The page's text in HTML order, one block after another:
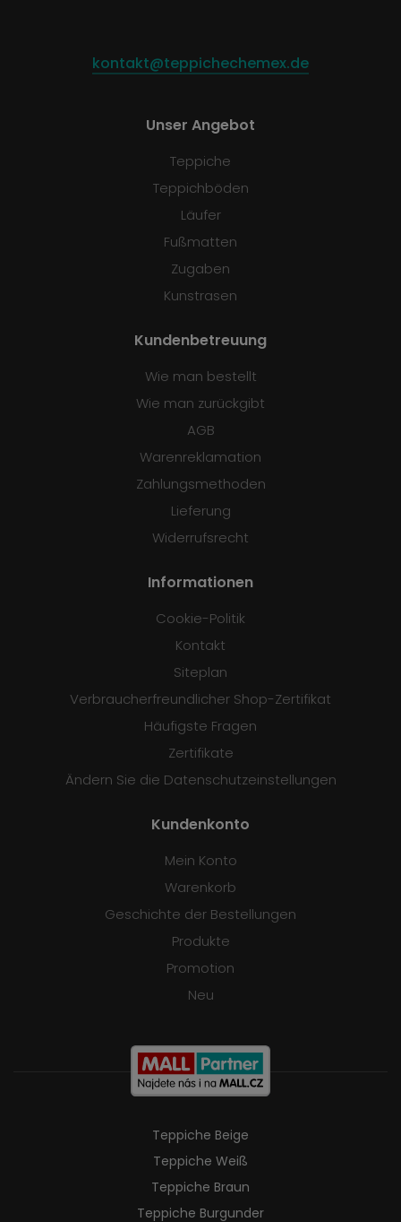
kontakt@teppichechemex.de
Unser Angebot
Teppiche
Teppichböden
Läufer
Fußmatten
Zugaben
Kunstrasen
Kundenbetreuung
Wie man bestellt
Wie man zurückgibt
AGB
Warenreklamation
Zahlungsmethoden
Lieferung
Widerrufsrecht
Informationen
Cookie-Politik
Kontakt
Siteplan
Verbraucherfreundlicher Shop-Zertifikat
Häufigste Fragen
Zertifikate
Ändern Sie die Datenschutzeinstellungen
Kundenkonto
Mein Konto
Warenkorb
Geschichte der Bestellungen
Produkte
Promotion
Neu
Teppiche Beige
Teppiche Weiß
Teppiche Braun
Teppiche Burgunder